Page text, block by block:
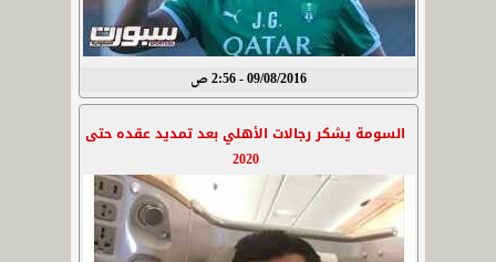
09/08/2016 - 2:56 ص
السومة يشكر رجالات الأهلي بعد تمديد عقده حتى
2020